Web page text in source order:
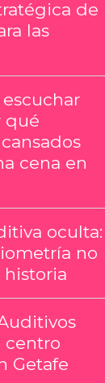
de
las
qué
cena en
oculta:
no
centro
Getafe